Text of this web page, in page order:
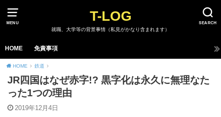
MENU SEARCH
T-LOG
就職、大学等の背景事情（私見がかなり含まれます）
HOME 免責事項
HOME 鉄道
JR四国はなぜ赤字!? 黒字化は永久に無理なた
った1つの理由
2019年12月4日